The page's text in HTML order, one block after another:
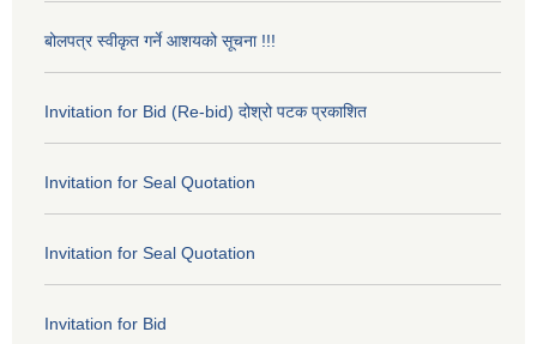
बोलपत्र स्वीकृत गर्ने आशयको सूचना !!!
Invitation for Bid (Re-bid) दोश्रो पटक प्रकाशित
Invitation for Seal Quotation
Invitation for Seal Quotation
Invitation for Bid